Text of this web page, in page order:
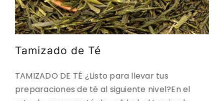
Tamizado de Té
TAMIZADO DE TÉ ¿Listo para llevar tus
preparaciones de té al siguiente nivel?En el